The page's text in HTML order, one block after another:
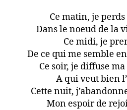
Ce matin, je
Dans le noeud de la
Ce midi, je
De ce qui me semble
Ce soir, je diffuse
A qui veut bien
Cette nuit,
Mon espoir de